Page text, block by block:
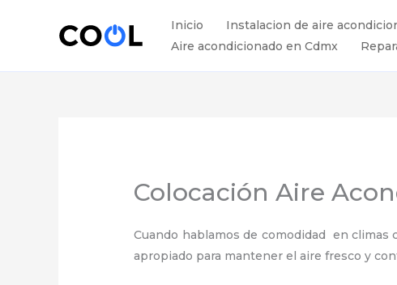
Inicio Instalacion de aire
Aire acondicionado en Cdmx
Colocación Aire
Cuando hablamos de comodidad en
apropiado para mantener el aire fresco y